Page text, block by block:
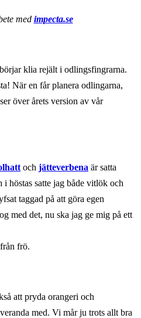
med impecta.se
klia rejält i odlingsfingrarna.
När en får planera odlingarna,
över årets version av vår
och jätteverbena är satta
höstas satte jag både vitlök och
taggad på att göra egen
med det, nu ska jag ge mig på ett
från frö.
att pryda orangeri och
med. Vi mår ju trots allt bra